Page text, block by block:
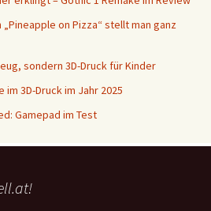
„Pineapple on Pizza“ stellt man ganz
sondern 3D-Druck für Kinder
3D-Druck im Jahr 2025
Gamepad im Test